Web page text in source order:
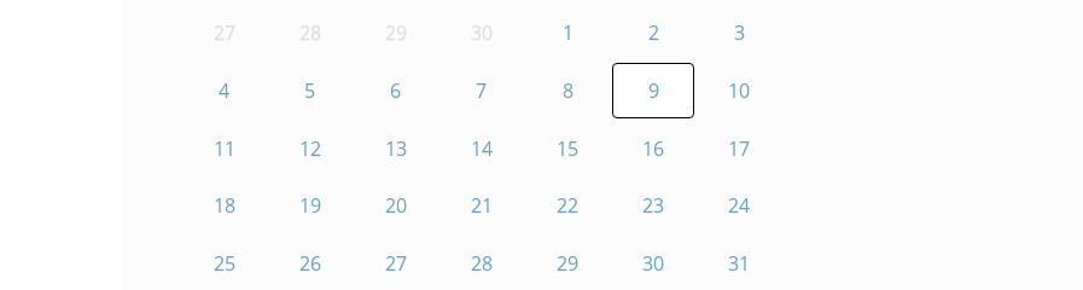
27 28 29 30 1 2 3
4 5 6 7 8 9 10
11 12 13 14 15 16 17
18 19 20 21 22 23 24
25 26 27 28 29 30 31